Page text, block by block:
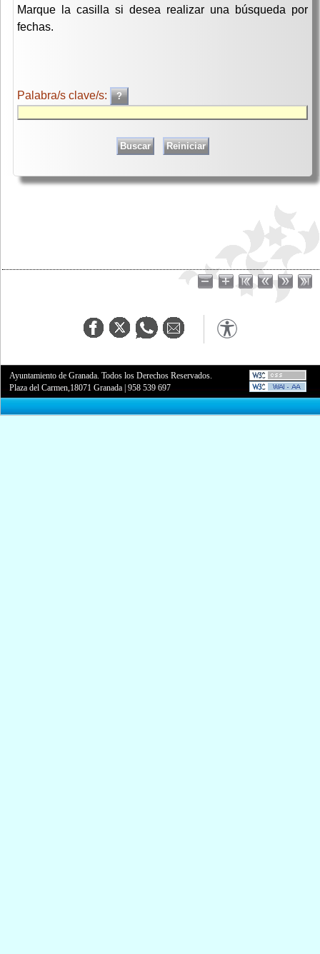
Marque la casilla si desea realizar una búsqueda por
fechas.
Palabra/s clave/s:
Ayuntamiento de Granada. Todos los Derechos Reservados.
Plaza del Carmen,18071 Granada |958 539 697